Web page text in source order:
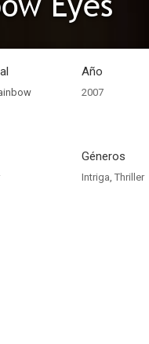
Año
2007
Géneros
Intriga, Thriller